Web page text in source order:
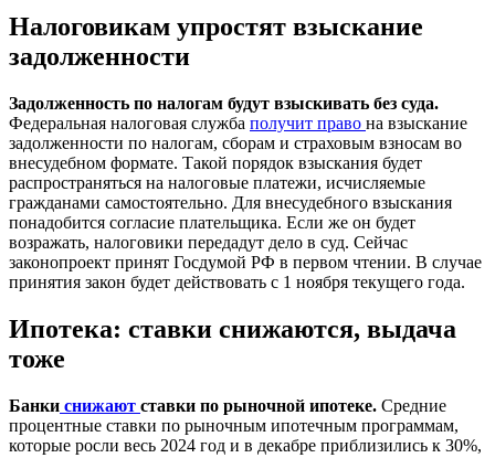
Налоговикам упростят взыскание
задолженности
Задолженность по налогам будут взыскивать без суда.
Федеральная налоговая служба получит право на взыскание
задолженности по налогам, сборам и страховым взносам во
внесудебном формате. Такой порядок взыскания будет
распространяться на налоговые платежи, исчисляемые
гражданами самостоятельно. Для внесудебного взыскания
понадобится согласие плательщика. Если же он будет
возражать, налоговики передадут дело в суд. Сейчас
законопроект принят Госдумой РФ в первом чтении. В случае
принятия закон будет действовать с 1 ноября текущего года.
Ипотека: ставки снижаются, выдача
тоже
Банки снижают ставки по рыночной ипотеке. Средние
процентные ставки по рыночным ипотечным программам,
которые росли весь 2024 год и в декабре приблизились к 30%,